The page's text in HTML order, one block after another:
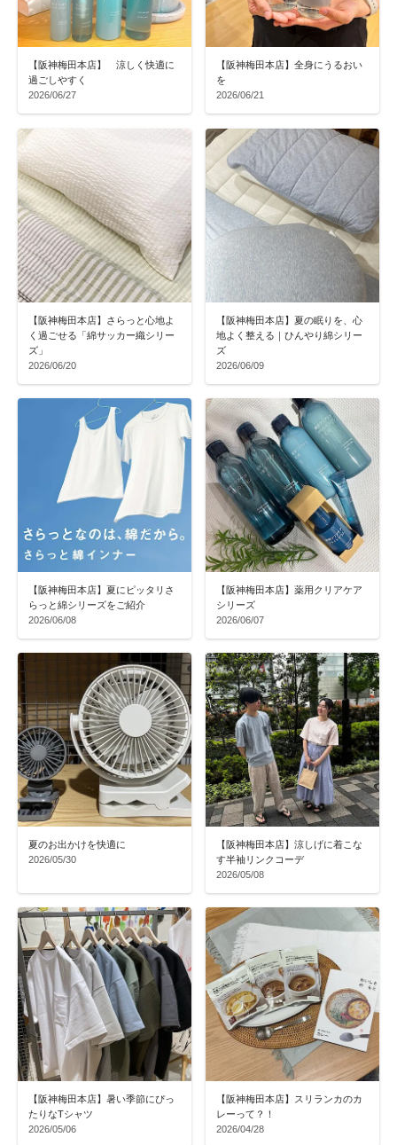
【阪神梅田本店】 涼しく快適に
過ごしやすく
2026/06/27
【阪神梅田本店】全身にうるおい
を
2026/06/21
【阪神梅田本店】さらっと心地よ
く過ごせる「綿サッカー織シリー
ズ」
2026/06/20
【阪神梅田本店】夏の眠りを、心
地よく整える｜ひんやり綿シリー
ズ
2026/06/09
【阪神梅田本店】夏にピッタリさ
らっと綿シリーズをご紹介
2026/06/08
【阪神梅田本店】薬用クリアケア
シリーズ
2026/06/07
夏のお出かけを快適に
2026/05/30
【阪神梅田本店】涼しげに着こな
す半袖リンクコーデ
2026/05/08
【阪神梅田本店】暑い季節にぴっ
たりなTシャツ
2026/05/06
【阪神梅田本店】スリランカのカ
レーって？！
2026/04/28